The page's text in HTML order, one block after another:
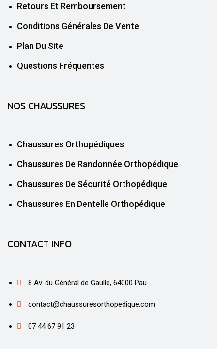
Retours Et Remboursement
Conditions Générales De Vente
Plan Du Site
Questions Fréquentes
NOS CHAUSSURES
Chaussures Orthopédiques
Chaussures De Randonnée Orthopédique
Chaussures De Sécurité Orthopédique
Chaussures En Dentelle Orthopédique
CONTACT INFO
8 Av. du Général de Gaulle, 64000 Pau
contact@chaussuresorthopedique.com
07 44 67 91 23